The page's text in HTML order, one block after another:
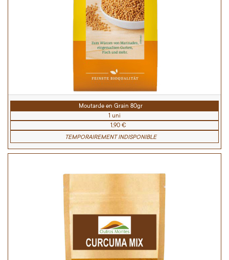
Moutarde en Grain 80gr
1 uni
1,90 €
TEMPORAIREMENT INDISPONIBLE